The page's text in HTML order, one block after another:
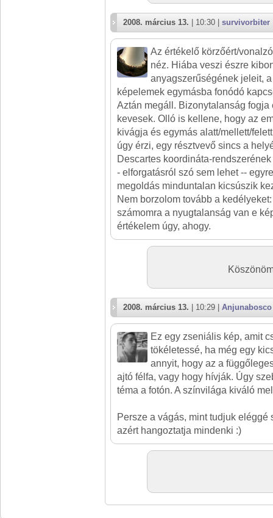
2008. március 13. | 10:30 | survivorbiter
Az értékelő körzőért/
néz. Hiába veszi észre
anyagszerűségének jeleit,
képelemek egymásba fonódó
Aztán megáll. Bizonytalanság fogja
kevesek. Olló is kellene, hogy az
kivágja és egymás alatt/mellett/
úgy érzi, egy résztvevő sincs a
Descartes koordináta-
- elforgatásról szó sem lehet --
megoldás minduntalan kicsúszik
Nem borzolom tovább a
számomra a nyugtalanság van e
értékelem úgy, ahogy.
2008. március 13. | 10:29 | Anjunabosco
Ez egy zseniális kép, amit
tökéletessé, ha még egy
annyit, hogy az a
ajtó félfa, vagy hogy hívják. Úgy
téma a fotón. A színvilága kiváló
Persze a vágás, mint tudjuk eléggé
azért hangoztatja mindenki :)